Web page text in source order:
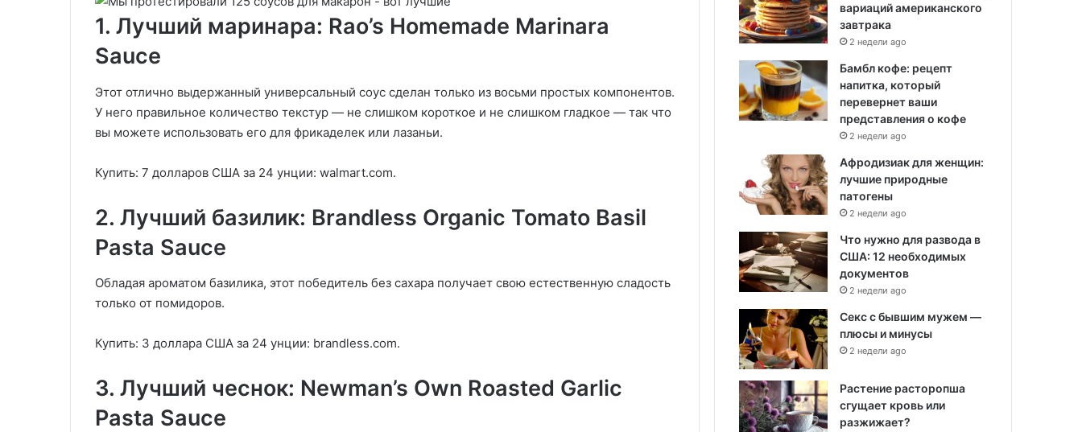
1. Лучший маринара: Rao’s Homemade Marinara
Sauce
Этот отлично выдержанный универсальный соус сделан только из восьми простых компонентов.
У него правильное количество текстур — не слишком короткое и не слишком гладкое — так что
вы можете использовать его для фрикаделек или лазаньи.
Купить: 7 долларов США за 24 унции: walmart.com.
2. Лучший базилик: Brandless Organic Tomato Basil
Pasta Sauce
Обладая ароматом базилика, этот победитель без сахара получает свою естественную сладость
только от помидоров.
Купить: 3 доллара США за 24 унции: brandless.com.
3. Лучший чеснок: Newman’s Own Roasted Garlic
Pasta Sauce
вариаций американского
завтрака
2 недели ago
Бамбл кофе: рецепт
напитка, который
перевернет ваши
представления о кофе
2 недели ago
Афродизиак для женщин:
лучшие природные
патогены
2 недели ago
Что нужно для развода в
США: 12 необходимых
документов
2 недели ago
Секс с бывшим мужем —
плюсы и минусы
2 недели ago
Растение расторопша
сгущает кровь или
разжижает?